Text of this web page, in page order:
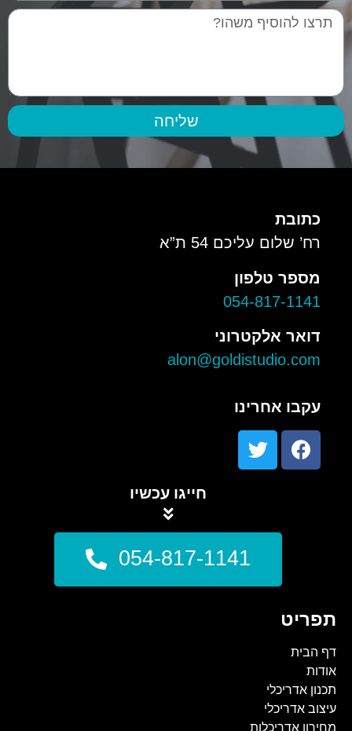
שליחה
כתובת
רח’ שלום עליכם 54 ת”א
מספר טלפון
054-817-1141
דואר אלקטרוני
alon@goldistudio.com
עקבו אחרינו
חייגו עכשיו
054-817-1141
תפריט
דף הבית
אודות
תכנון אדריכלי
עיצוב אדריכלי
מחירון אדריכלות